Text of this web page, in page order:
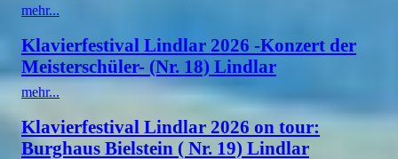
mehr...
Klavierfestival Lindlar 2026 -Konzert der
Meisterschüler- (Nr. 18) Lindlar
mehr...
Klavierfestival Lindlar 2026 on tour:
Burghaus Bielstein ( Nr. 19) Lindlar